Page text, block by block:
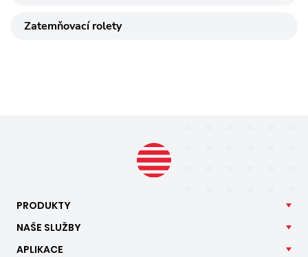
Zatemňovací rolety
PRODUKTY
NAŠE SLUŽBY
APLIKACE